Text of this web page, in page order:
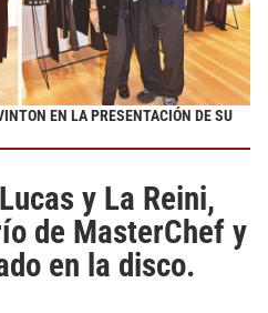
EN LA PRESENTACIÓN DE SU
y La Reini,
de MasterChef y
en la disco.